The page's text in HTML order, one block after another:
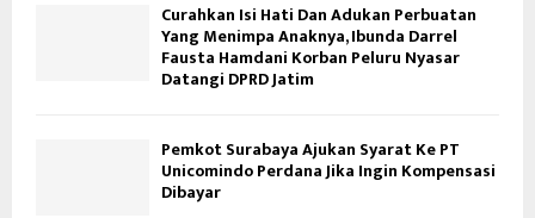
Curahkan Isi Hati Dan Adukan Perbuatan
Yang Menimpa Anaknya, Ibunda Darrel
Fausta Hamdani Korban Peluru Nyasar
Datangi DPRD Jatim
Pemkot Surabaya Ajukan Syarat Ke PT
Unicomindo Perdana Jika Ingin Kompensasi
Dibayar